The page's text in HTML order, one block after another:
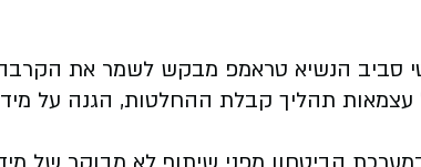
סביב הנשיא טראמפ מבקש לשמר את
עצמאות תהליך קבלת ההחלטות, הגנה על